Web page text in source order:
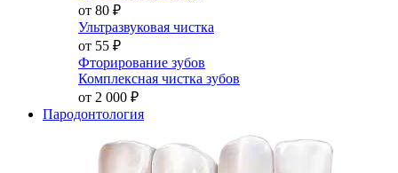
от 80 ₽
Ультразвуковая чистка
от 55 ₽
Фторирование зубов
Комплексная чистка зубов
от 2 000 ₽
Пародонтология